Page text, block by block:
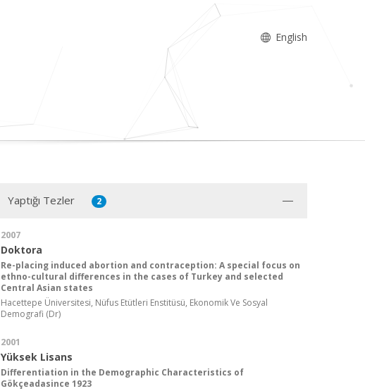
English
Yaptığı Tezler 2
2007
Doktora
Re-placing induced abortion and contraception: A special focus on
ethno-cultural differences in the cases of Turkey and selected
Central Asian states
Hacettepe Üniversitesi, Nüfus Etütleri Enstitüsü, Ekonomik Ve Sosyal
Demografi (Dr)
2001
Yüksek Lisans
Differentiation in the Demographic Characteristics of
Gökçeadasince 1923